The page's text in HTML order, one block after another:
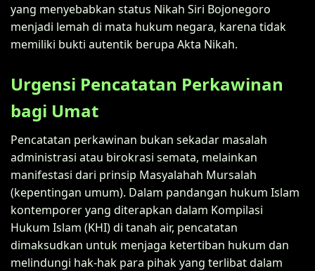
yang menyebabkan status Nikah Siri Bojonegoro
menjadi lemah di mata hukum negara, karena tidak
memiliki bukti autentik berupa Akta Nikah.
Urgensi Pencatatan Perkawinan
bagi Umat
Pencatatan perkawinan bukan sekadar masalah
administrasi atau birokrasi semata, melainkan
manifestasi dari prinsip Masyalahah Mursalah
(kepentingan umum). Dalam pandangan hukum Islam
kontemporer yang diterapkan dalam Kompilasi
Hukum Islam (KHI) di tanah air, pencatatan
dimaksudkan untuk menjaga ketertiban hukum dan
melindungi hak-hak para pihak yang terlibat dalam